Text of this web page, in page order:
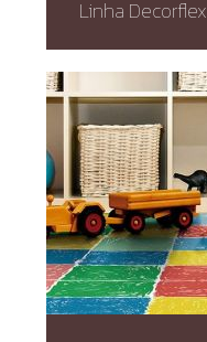
Linha Decorflex